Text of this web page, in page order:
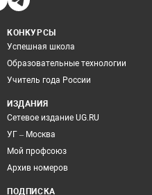
КОНКУРСЫ
Успешная школа
Образовательные технологии
Учитель года России
ИЗДАНИЯ
Сетевое издание UG.RU
УГ – Москва
Мой профсоюз
Архив номеров
ПОДПИСКА